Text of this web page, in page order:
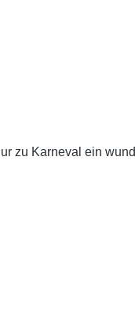
zu Karneval ein